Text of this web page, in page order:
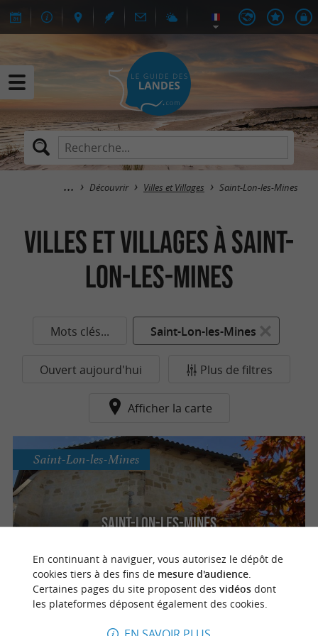
Découvrir Villes et Villages Saint-Lon-les-Mines
Villes et Villages à Saint-
Lon-les-Mines
Mots clés... Saint-Lon-les-Mines
Ouvert aujourd'hui Plus de filtres
Afficher la carte
Saint-Lon-les-Mines
Saint-Lon-les-Mines
En continuant à naviguer, vous autorisez le dépôt de
cookies tiers à des fins de mesure d'audience.
Certaines pages du site proposent des vidéosdont
les plateformes déposent également des cookies.